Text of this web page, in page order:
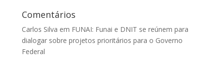
Comentários
Carlos Silva em FUNAI: Funai e DNIT se reúnem para
dialogar sobre projetos prioritários para o Governo
Federal